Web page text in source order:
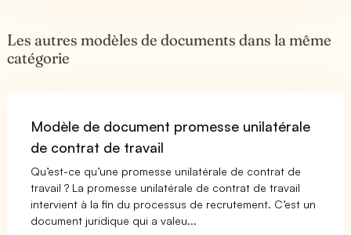
Les autres modèles de documents dans la même
catégorie
Modèle de document promesse unilatérale
de contrat de travail
Qu’est-ce qu’une promesse unilatérale de contrat de
travail ? La promesse unilatérale de contrat de travail
intervient à la fin du processus de recrutement. C’est un
document juridique qui a valeu...